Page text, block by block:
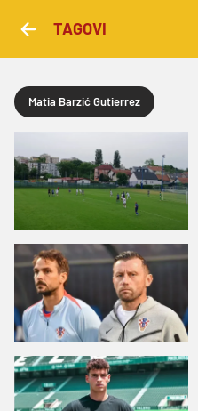
TAGOVI
Matia Barzić Gutierrez